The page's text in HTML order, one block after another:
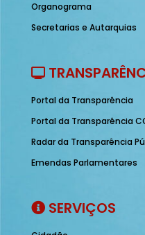
Organograma
Secretarias e Autarquias
Portal da Transparência
Portal da Transparência
Radar da Transparência
Emendas Parlamentares
SERVIÇOS